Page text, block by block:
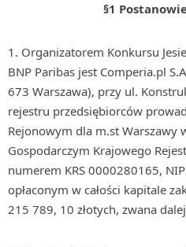
§1
Organizatorem Konkursu
BNP Paribas jest Comperia.pl
673 Warszawa), przy ul.
rejestru przedsiębiorców
Rejonowym dla m.st Warszawy
Gospodarczym Krajowego
numerem KRS 0000280165,
opłaconym w całości kapitale
215 789, 10 złotych, zwana